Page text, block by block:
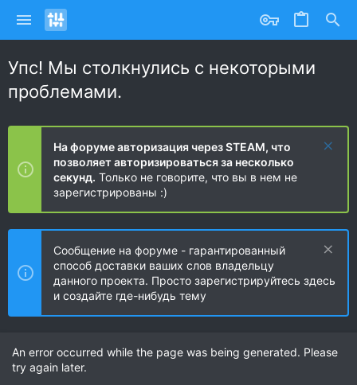
Упс! Мы столкнулись с некоторыми
проблемами.
На форуме авторизация через STEAM, что
позволяет авторизироваться за несколько
секунд. Только не говорите, что вы в нем не
зарегистрированы :)
Сообщение на форуме - гарантированный
способ доставки ваших слов владельцу
данного проекта. Просто зарегистрируйтесь здесь
и создайте где-нибудь тему
An error occurred while the page was being generated. Please
try again later.